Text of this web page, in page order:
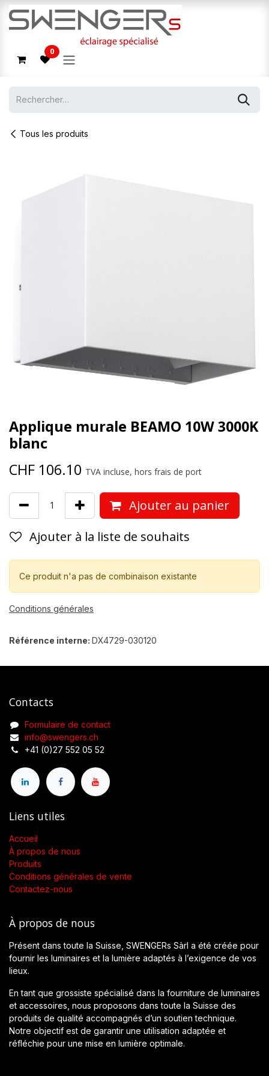
Se rendre au contenu
0
Tous les produits
Applique murale BEAMO 10W 3000K
blanc
CHF 106.10 TVA incluse, hors frais de port
Ajouter au panier
Ajouter à la liste de souhaits
Ce produit n'a pas de combinaison existante
Conditions générales
Référence interne: DX4729-030120
Contacts
Formulaire de contact
info@swengers.ch
+41 (0)27 552 05 52
Liens utiles
Accueil
À propos de nous
Produits
Conditions générales de vente
Contactez-nous
À propos de nous
Présent dans toute la Suisse, SWENGERs Sàrl a été créée pour
fournir les luminaires et la lumière adaptés à l’exigence de vos
lieux.
En tant que grossiste spécialisé dans la fourniture de luminaires
et accessoires, nous proposons dans toute la Suisse des
produits de qualité accompagnés d’un soutien technique.
Notre objectif est de garantir une utilisation adaptée et
réfléchie pour une mise en lumière optimale.